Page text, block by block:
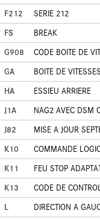
F212
SERIE 212
FS
BREAK
G908
CODE BOITE DE
GA
BOITE DE
HA
ESSIEU ARRIERE
J1A
NAG2 AVEC DSM
J82
MISE A JOUR
K10
COMMANDE
K11
FEU STOP
K13
CODE DE
L
DIRECTION A